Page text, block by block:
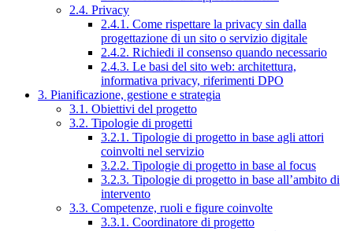
2.4. Privacy
2.4.1. Come rispettare la privacy sin dalla
progettazione di un sito o servizio digitale
2.4.2. Richiedi il consenso quando necessario
2.4.3. Le basi del sito web: architettura,
informativa privacy, riferimenti DPO
3. Pianificazione, gestione e strategia
3.1. Obiettivi del progetto
3.2. Tipologie di progetti
3.2.1. Tipologie di progetto in base agli attori
coinvolti nel servizio
3.2.2. Tipologie di progetto in base al focus
3.2.3. Tipologie di progetto in base all’ambito di
intervento
3.3. Competenze, ruoli e figure coinvolte
3.3.1. Coordinatore di progetto